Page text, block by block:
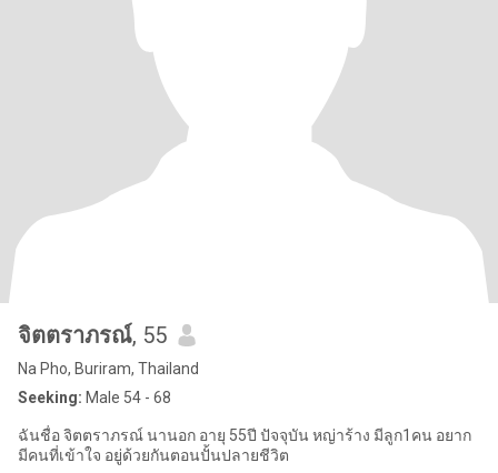
จิตตราภรณ์, 55
Na Pho, Buriram, Thailand
Seeking: Male 54 - 68
ฉันชื่อ จิตตราภรณ์ นานอก อายุ 55ปี ปัจจุบัน หญ่าร้าง มีลูก1คน อยาก
มีคนที่เข้าใจ อยู่ด้วยกันตอนปั้นปลายชีวิต